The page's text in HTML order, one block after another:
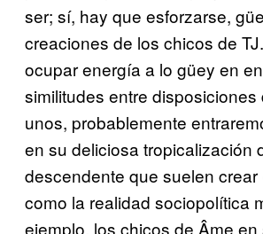
ser; sí, hay que esforzarse,
creaciones de los chicos de
ocupar energía a lo güey en
similitudes entre disposiciones
unos, probablemente
en su deliciosa tropicalización
descendente que suelen
como la realidad sociopolítica
ejemplo, los chicos de Âme